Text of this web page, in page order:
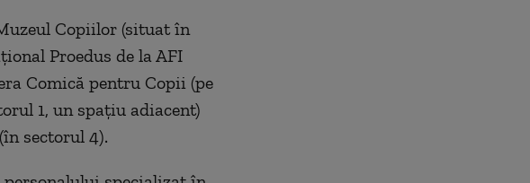
Copiilor (situat în
Proedus de la AFI
Comică pentru Copii (pe
1, un spațiu adiacent)
sectorul 4).